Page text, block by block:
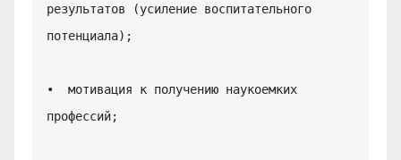
результатов (усиление воспитательного
потенциала);
•  мотивация к получению наукоемких
профессий;